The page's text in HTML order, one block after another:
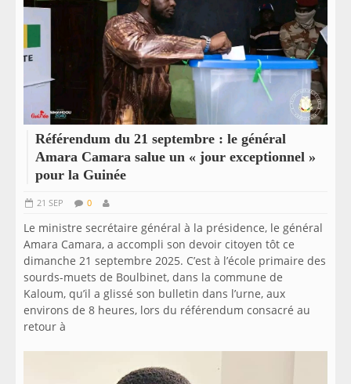
Référendum du 21 septembre : le général
Amara Camara salue un « jour exceptionnel »
pour la Guinée
21 SEP 0
Le ministre secrétaire général à la présidence, le général
Amara Camara, a accompli son devoir citoyen tôt ce
dimanche 21 septembre 2025. C’est à l’école primaire des
sourds-muets de Boulbinet, dans la commune de
Kaloum, qu’il a glissé son bulletin dans l’urne, aux
environs de 8 heures, lors du référendum consacré au
retour à